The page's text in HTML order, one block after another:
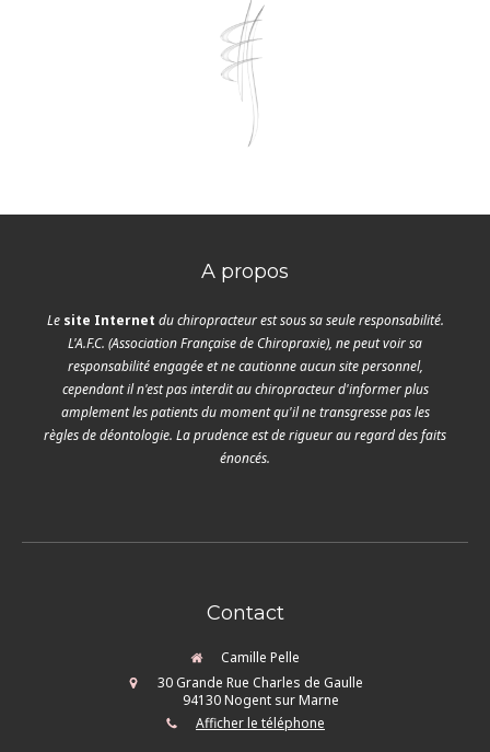
A propos
Le site Internet du chiropracteur est sous sa seule responsabilité.
L'A.F.C. (Association Française de Chiropraxie), ne peut voir sa
responsabilité engagée et ne cautionne aucun site personnel,
cependant il n'est pas interdit au chiropracteur d'informer plus
amplement les patients du moment qu'il ne transgresse pas les
règles de déontologie. La prudence est de rigueur au regard des faits
énoncés.
Contact
Camille Pelle
30 Grande Rue Charles de Gaulle
94130 Nogent sur Marne
Afficher le téléphone